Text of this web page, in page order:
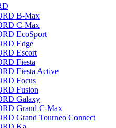
B-Max
C-Max
EcoSport
Edge
Escort
Fiesta
Fiesta Active
Focus
Fusion
Galaxy
Grand C-Max
Grand Tourneo Connect